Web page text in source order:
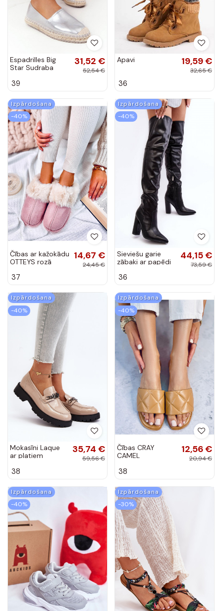
Espadrilles Big
Star Sudraba
31,52 €
52,54 €
39
Apavi 19,59 €
32,65 €
36
Izpārdošana
-40%
Čības ar kažokādu
OTTEYS rozā
14,67 €
24,45 €
37
Izpārdošana
-40%
Sieviešu garie
zābaki ar papēdi
Jeine
44,15 €
73,59 €
36
Izpārdošana
-40%
Mokasīni Laque
ar platiem
krāsas Ezoma
35,74 €
59,56 €
38
Izpārdošana
-40%
Čības CRAY
CAMEL
12,56 €
20,94 €
38
Izpārdošana
-40%
Izpārdošana
-30%